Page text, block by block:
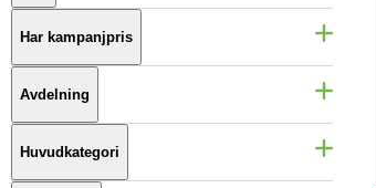
Har kampanjpris
Avdelning
Huvudkategori